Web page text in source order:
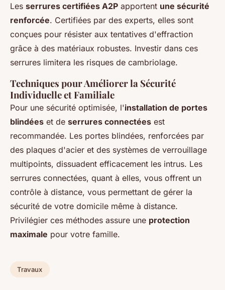
Les serrures certifiées A2P apportent une sécurité
renforcée. Certifiées par des experts, elles sont
conçues pour résister aux tentatives d'effraction
grâce à des matériaux robustes. Investir dans ces
serrures limitera les risques de cambriolage.
Techniques pour Améliorer la Sécurité
Individuelle et Familiale
Pour une sécurité optimisée, l'installation de portes
blindées et de serrures connectées est
recommandée. Les portes blindées, renforcées par
des plaques d'acier et des systèmes de verrouillage
multipoints, dissuadent efficacement les intrus. Les
serrures connectées, quant à elles, vous offrent un
contrôle à distance, vous permettant de gérer la
sécurité de votre domicile même à distance.
Privilégier ces méthodes assure une protection
maximale pour votre famille.
Travaux